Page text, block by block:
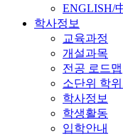
ENGLISH/
학사정보
교육과정
개설과목
전공 로드맵
소단위 학
학사정보
학생활동
입학안내